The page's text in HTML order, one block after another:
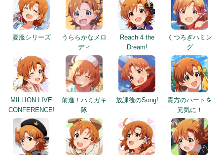
夏服シリーズ
うららかなメロ
ディ
Reach 4 the
Dream!
くつろぎハミン
グ
MILLION LIVE
CONFERENCE!
前進！ハミガキ
隊
放課後のSong!
貴方のハートを
元気に！